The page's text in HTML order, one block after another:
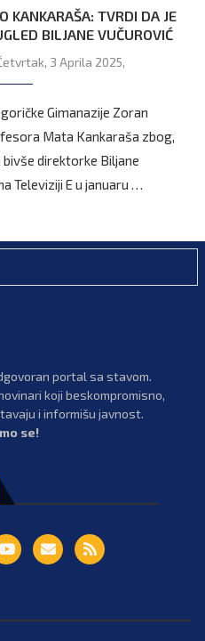
KANKARAŠA: TVRDI DA JE
BILJANE VUČUROVIĆ
3 Aprila 2025,
Gimanazije Zoran
Mata Kankaraša zbog,
direktorke Biljane
Televiziji E u januaru …
portal sa stavom.
koji beskompromisno,
i informišu javnost.
se!